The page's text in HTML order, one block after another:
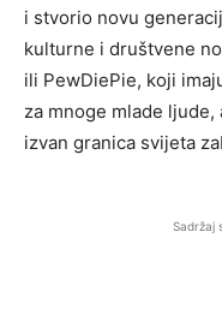
i stvorio novu
kulturne i društvene
ili PewDiePie, koji
za mnoge mlade
izvan granica svijeta
Sadržaj